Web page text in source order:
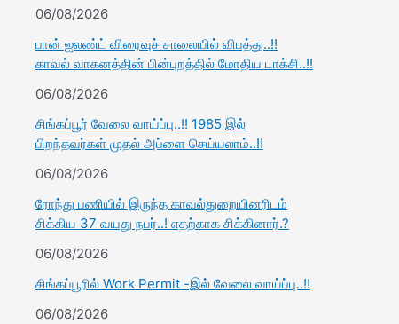
06/08/2026
பான் ஐலண்ட் விரைவுச் சாலையில் விபத்து..!!
காவல் வாகனத்தின் பின்புறத்தில் மோதிய டாக்சி..!!
06/08/2026
சிங்கப்பூர் வேலை வாய்ப்பு..!! 1985 இல்
பிறந்தவர்கள் முதல் அப்ளை செய்யலாம்..!!
06/08/2026
ரோந்து பணியில் இருந்த காவல்துறையினரிடம்
சிக்கிய 37 வயது நபர்..! எதற்காக சிக்கினார்.?
06/08/2026
சிங்கப்பூரில் Work Permit -இல் வேலை வாய்ப்பு..!!
06/08/2026